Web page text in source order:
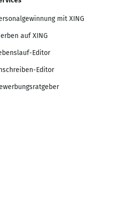
mit XING
auf XING
Editor
Editor